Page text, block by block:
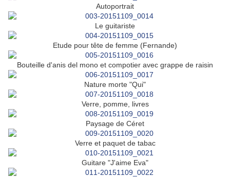
Autoportrait
Le guitariste
Etude pour tête de femme (Fernande)
Bouteille d'anis del mono et compotier avec grappe de raisin
Nature morte "Qui"
Verre, pomme, livres
Paysage de Céret
Verre et paquet de tabac
Guitare "J'aime Eva"